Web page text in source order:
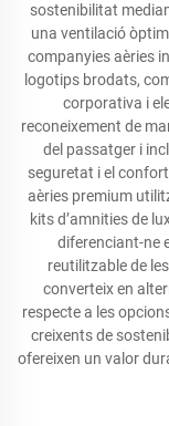
sostenibilitat
una ventilació
companyies aèries
logotips brodats,
corporativa i
reconeixement de
del passatger i
seguretat i el
aèries premium
kits d’amnities de
diferenciant-ne
reutilitzable de
converteix en
respecte a les
creixents de
ofereixen un valor